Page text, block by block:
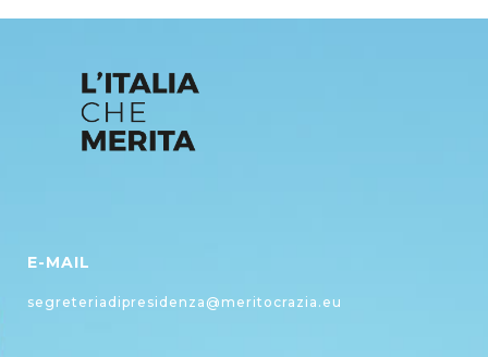
E-MAIL
segreteriadipresidenza@meritocrazia.eu